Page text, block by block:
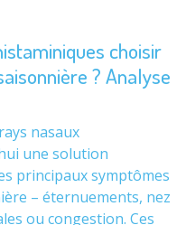
choisir
? Analyse
nasaux
une solution
principaux symptômes
– éternuements, nez
ou congestion. Ces